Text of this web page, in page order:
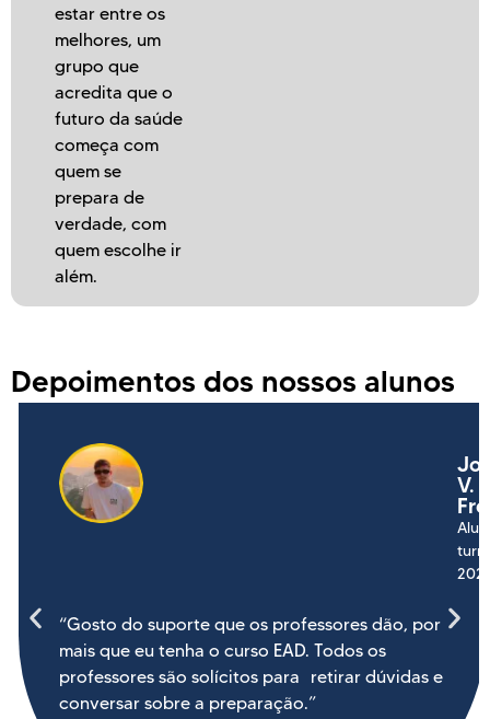
estar entre os
melhores, um
grupo que
acredita que o
futuro da saúde
começa com
quem se
prepara de
verdade, com
quem escolhe ir
além.
Depoimentos dos nossos alunos
V.
Aluno
turma
2024
“Gosto do suporte que os professores dão, por
mais que eu tenha o curso EAD. Todos os
professores são solícitos para retirar dúvidas e
conversar sobre a preparação.”